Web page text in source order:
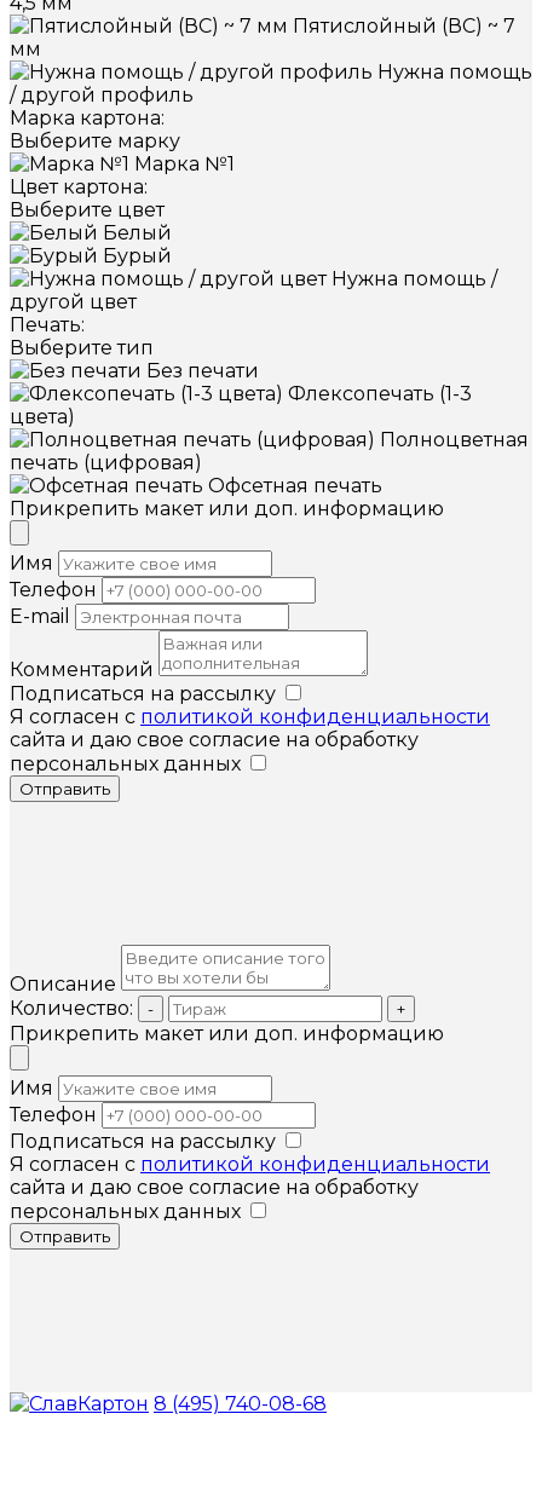
Пятислойный (ВС) ~ 7
мм
Нужна помощь
/ другой профиль
Марка картона:
Выберите марку
Марка №1
Цвет картона:
Выберите цвет
Белый
Бурый
Нужна помощь /
другой цвет
Печать:
Выберите тип
Без печати
Флексопечать (1-3
цвета)
Полноцветная
печать (цифровая)
Офсетная печать
Прикрепить макет или доп. информацию
Имя
Телефон
E-mail
Комментарий
Подписаться на рассылку
Я согласен с политикой конфиденциальности
сайта и даю свое согласие на обработку
персональных данных
Отправить
Описание
Количество:
- +
Прикрепить макет или доп. информацию
Имя
Телефон
Подписаться на рассылку
Я согласен с политикой конфиденциальности
сайта и даю свое согласие на обработку
персональных данных
Отправить
8 (495) 740-08-68